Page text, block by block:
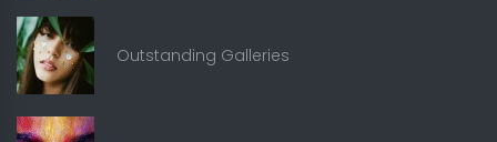
Outstanding Galleries